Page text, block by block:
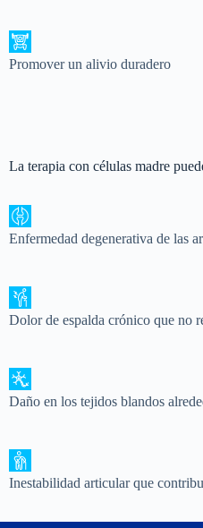
Promover un alivio duradero
La terapia con células madre
Enfermedad degenerativa de las
Dolor de espalda crónico que no
Daño en los tejidos blandos
Inestabilidad articular que